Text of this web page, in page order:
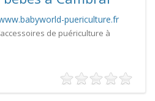
puericulture.fr
de puériculture à